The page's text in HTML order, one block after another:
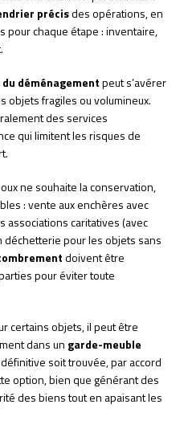
précisdes opérations, en
pour chaque étape : inventaire,
déménagementpeut s’avérer
objets fragiles ou volumineux.
des services
qui limitent les risques de
ne souhaite la conservation,
: vente aux enchères avec
associations caritatives (avec
déchetterie pour les objets sans
doivent être
pour éviter toute
certains objets, il peut être
dans un garde-meuble
soit trouvée, par accord
option, bien que générant des
des biens tout en apaisant les